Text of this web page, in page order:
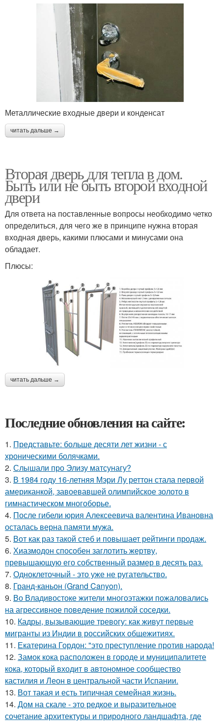
Металлические входные двери и конденсат
читать дальше →
Вторая дверь для тепла в дом.
Быть или не быть второй входной
двери
Для ответа на поставленные вопросы необходимо четко
определиться, для чего же в принципе нужна вторая
входная дверь, какими плюсами и минусами она
обладает.
Плюсы:
читать дальше →
Последние обновления на сайте:
1. Представьте: больше десяти лет жизни - с
хроническими болячками.
2. Слышали про Элизу матсунагу?
3. В 1984 году 16-летняя Мэри Лу реттон стала первой
американкой, завоевавшей олимпийское золото в
гимнастическом многоборье.
4. После гибели юрия Алексеевича валентина Ивановна
осталась верна памяти мужа.
5. Вот как раз такой стеб и повышает рейтинги продаж.
6. Хиазмодон способен заглотить жертву,
превышающую его собственный размер в десять раз.
7. Одноклеточный - это уже не ругательство.
8. Гранд-каньон (Grand Canyon).
9. Во Владивостоке жители многоэтажки пожаловались
на агрессивное поведение пожилой соседки.
10. Кадры, вызывающие тревогу: как живут первые
мигранты из Индии в российских общежитиях.
11. Екатерина Гордон: "это преступление против народа!
12. Замок кока расположен в городе и муниципалитете
кока, который входит в автономное сообщество
кастилия и Леон в центральной части Испании.
13. Вот такая и есть типичная семейная жизнь.
14. Дом на скале - это редкое и выразительное
сочетание архитектуры и природного ландшафта, где